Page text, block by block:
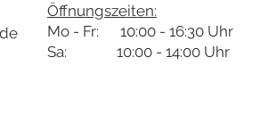
Öffnungszeiten:
Mo - Fr: 10:00 - 16:30 Uhr
Sa: 10:00 - 14:00 Uhr